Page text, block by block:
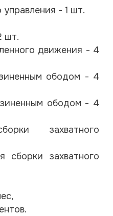
- 1 шт.
шт.
движения - 4
ободом - 4
ободом - 4
захватного
сборки захватного